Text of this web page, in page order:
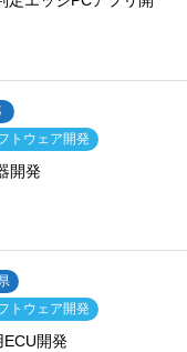
トウェア開発
開発
トウェア開発
ECU開発